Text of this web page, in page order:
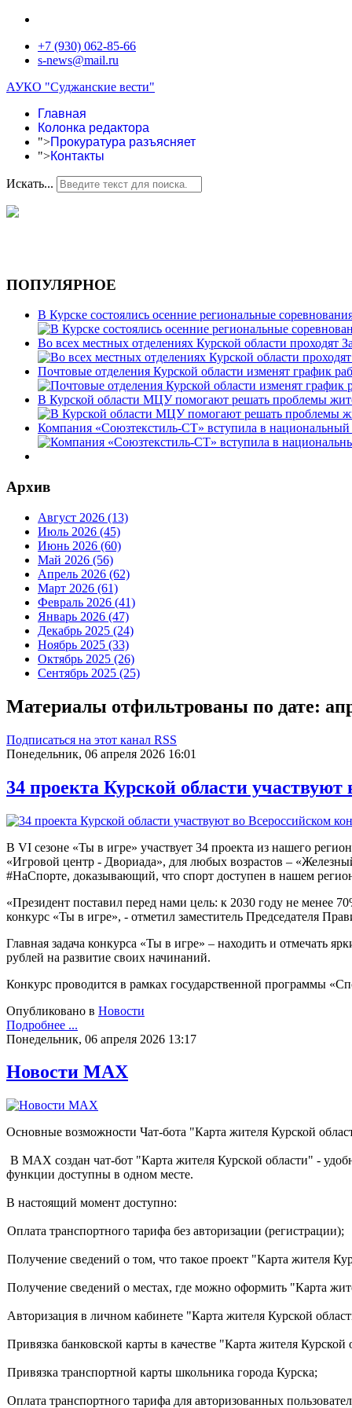
+7 (930) 062-85-66
s-news@mail.ru
АУКО "Суджанские вести"
Главная
Колонка редактора
">Прокуратура разъясняет
">Контакты
Искать...
ПОПУЛЯРНОЕ
В Курске состоялись осенние региональные
Во всех местных отделениях Курской области проходят
Почтовые отделения Курской области изменят график
В Курской области МЦУ помогают решать проблемы
Компания «Союзтекстиль-СТ» вступила в национальный
Архив
Август 2026 (13)
Июль 2026 (45)
Июнь 2026 (60)
Май 2026 (56)
Апрель 2026 (62)
Март 2026 (61)
Февраль 2026 (41)
Январь 2026 (47)
Декабрь 2025 (24)
Ноябрь 2025 (33)
Октябрь 2025 (26)
Сентябрь 2025 (25)
Материалы отфильтрованы по дате:
Подписаться на этот канал RSS
Понедельник, 06 апреля 2026 16:01
34 проекта Курской области
В VI сезоне «Ты в игре» участвует 34 проекта из нашего
«Игровой центр - Двориада», для любых возрастов –
#НаСпорте, доказывающий, что спорт доступен в нашем
«Президент поставил перед нами цель: к 2030 году не менее
конкурс «Ты в игре», - отметил заместитель Председателя
Главная задача конкурса «Ты в игре» – находить и отмечать
рублей на развитие своих начинаний.
Конкурс проводится в рамках государственной программы
Опубликовано в Новости
Подробнее ...
Понедельник, 06 апреля 2026 13:17
Новости МАХ
Основные возможности Чат-бота "Карта жителя Курской
В МАХ создан чат-бот "Карта жителя Курской области" -
функции доступны в одном месте.
В настоящий момент доступно:
Оплата транспортного тарифа без авторизации (регистрации);
Получение сведений о том, что такое проект "Карта жителя
Получение сведений о местах, где можно оформить "Карта
Авторизация в личном кабинете "Карта жителя Курской
Привязка банковской карты в качестве "Карта жителя Курской
Привязка транспортной карты школьника города Курска;
Оплата транспортного тарифа для авторизованных